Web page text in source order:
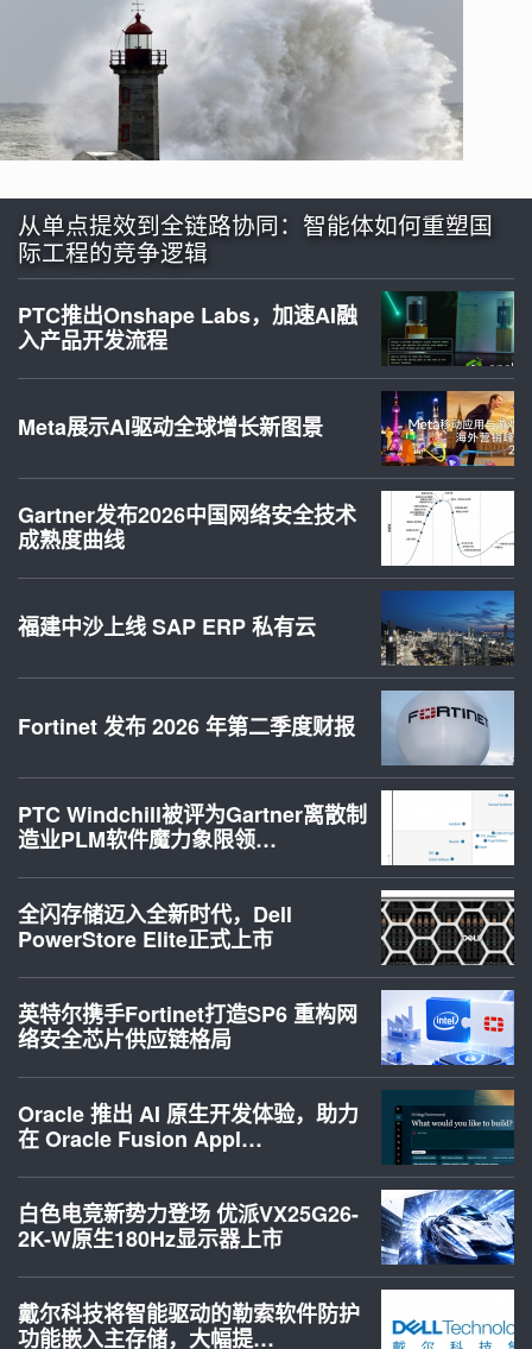
从单点提效到全链路协同：智能体如何重塑国
际工程的竞争逻辑
PTC推出Onshape Labs，加速AI融
入产品开发流程
Meta展示AI驱动全球增长新图景
Gartner发布2026中国网络安全技术
成熟度曲线
福建中沙上线 SAP ERP 私有云
Fortinet 发布 2026 年第二季度财报
PTC Windchill被评为Gartner离散制
造业PLM软件魔力象限领…
全闪存储迈入全新时代，Dell
PowerStore Elite正式上市
英特尔携手Fortinet打造SP6 重构网
络安全芯片供应链格局
Oracle 推出 AI 原生开发体验，助力
在 Oracle Fusion Appl…
白色电竞新势力登场 优派VX25G26-
2K-W原生180Hz显示器上市
戴尔科技将智能驱动的勒索软件防护
功能嵌入主存储，大幅提…